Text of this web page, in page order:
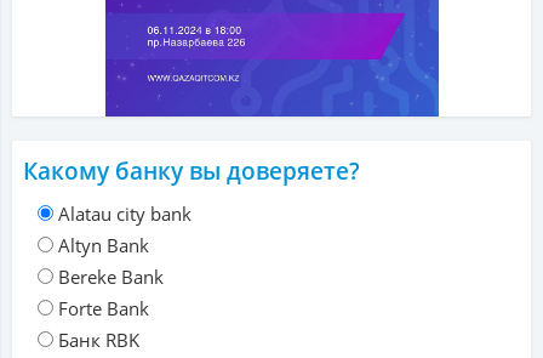
Какому банку вы доверяете?
Alatau city bank
Altyn Bank
Bereke Bank
Forte Bank
Банк RBK